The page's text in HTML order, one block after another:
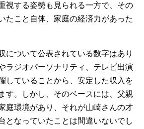
視する姿勢も見られる一方で、その
たこと自体、家庭の経済力があった
について公表されている数字はあり
ラジオパーソナリティ、テレビ出演
していることから、安定した収入を
す。しかし、そのベースには、父親
庭環境があり、それが山崎さんの才
となっていたことは間違いないでし